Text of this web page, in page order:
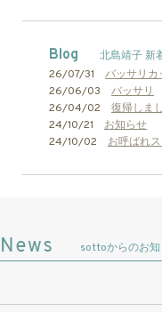
Blog 北島靖子 新
26/07/31 バッサリカ
26/06/03 バッサリ
26/04/02 復帰しま
24/10/21 お知らせ
24/10/02 お呼ばれ
sottoからのお